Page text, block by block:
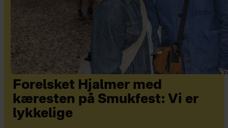
Forelsket Hjalmer med
kæresten på Smukfest: Vi er
lykkelige